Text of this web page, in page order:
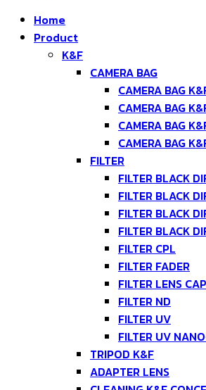
Home
Product
K&F
CAMERA BAG
CAMERA BAG
CAMERA BAG
CAMERA BAG
CAMERA BAG
FILTER
FILTER BLACK
FILTER BLACK
FILTER BLACK
FILTER BLACK
FILTER CPL
FILTER FADER
FILTER LENS CAP
FILTER ND
FILTER UV
FILTER UV
TRIPOD K&F
ADAPTER LENS